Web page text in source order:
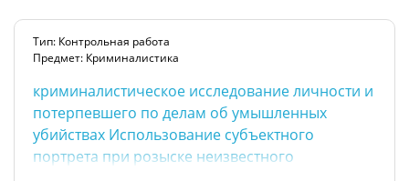
Тип: Контрольная работа
Предмет: Криминалистика
криминалистическое исследование личности и
потерпевшего по делам об умышленных
убийствах Использование субъектного
портрета при розыске неизвестного